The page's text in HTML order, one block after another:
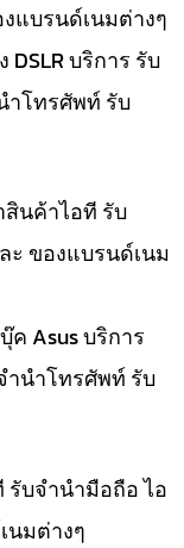
แบรนด์เนมต่างๆ
บริการ รับ
ำโทรศัพท์ รับ
สินค้าไอที รับ
ะ ของแบรนด์เนม
Asus บริการ
ำนำโทรศัพท์ รับ
รับจำนำมือถือ ไอ
นมต่างๆ